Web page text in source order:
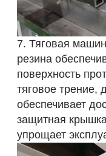
7. Тяговая
резина
поверхность
тяговое трение,
обеспечивает
защитная
упрощает